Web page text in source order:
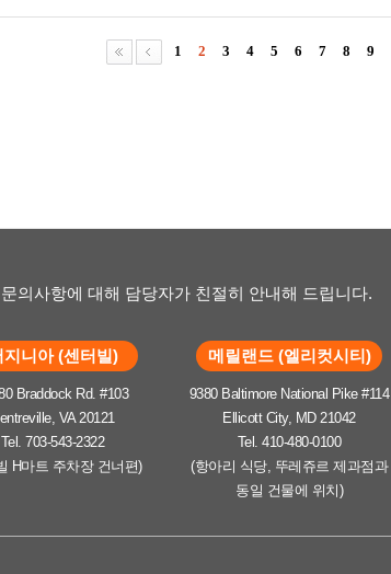
1 2 3 4 5 6 7 8 9
의사항에 대해 담당자가 친절히 안내해 드립니다.
지니아 (센터빌)
Braddock Rd. #103
VA 20121
Tel. 703-543-2322
H마트 주차장 건너편)
메릴랜드 (엘리컷시티)
9380 Baltimore National Pike #114
Ellicott City, MD 21042
Tel. 410-480-0100
(항아리 식당, 뚜레쥬르 제과점과
동일 건물에 위치)